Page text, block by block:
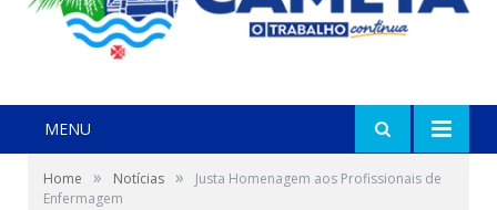
MENU
Home » Notícias »
Justa Homenagem aos Profissionais de
Enfermagem